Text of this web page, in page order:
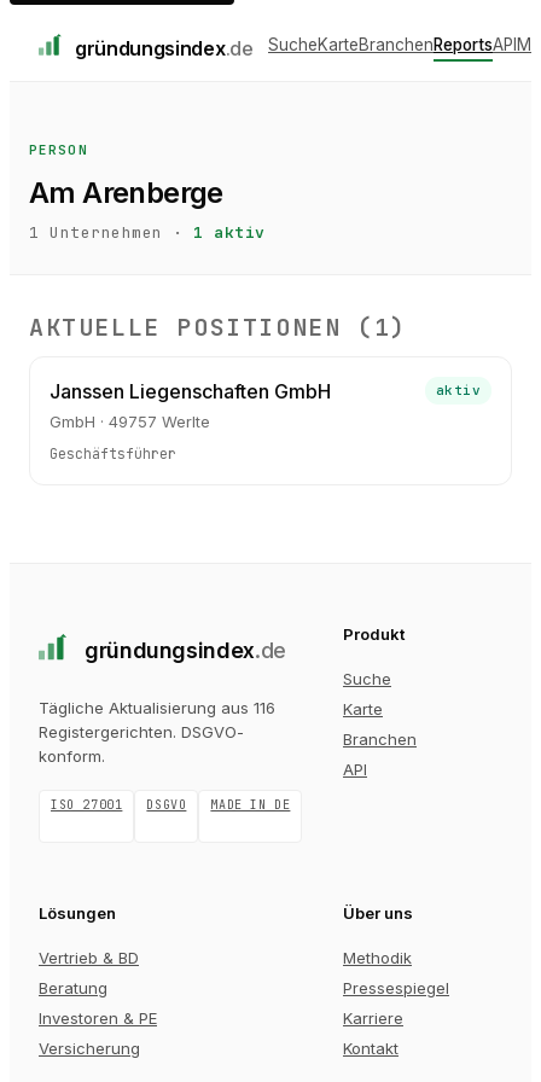
gründungsindex.de SucheKarteBranchenReportsAPI
PERSON
Am Arenberge
1 Unternehmen · 1 aktiv
AKTUELLE POSITIONEN ( 1)
Janssen Liegenschaften GmbH
GmbH · 49757 Werlte
aktiv
Geschäftsführer
gründungsindex.de
Tägliche Aktualisierung aus 116
Registergerichten. DSGVO-
konform.
ISO 27001 DSGVO MADE IN DE
Produkt
Suche
Karte
Branchen
API
Lösungen
Vertrieb & BD
Beratung
Investoren & PE
Versicherung
Über uns
Methodik
Pressespiegel
Karriere
Kontakt